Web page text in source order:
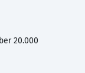
20.000